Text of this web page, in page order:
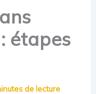
étapes
de lecture